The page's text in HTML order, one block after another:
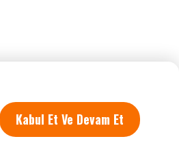
Kabul Et Ve Devam Et
Tüm hakları saklıdır.